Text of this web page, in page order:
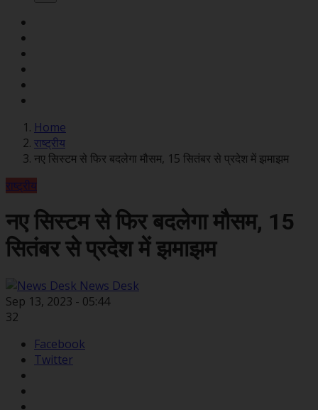
Home
राष्ट्रीय
नए सिस्टम से फिर बदलेगा मौसम, 15 सितंबर से प्रदेश में झमाझम
राष्ट्रीय
नए सिस्टम से फिर बदलेगा मौसम, 15
सितंबर से प्रदेश में झमाझम
News Desk
Sep 13, 2023 - 05:44
32
Facebook
Twitter